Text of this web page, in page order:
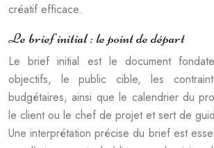
créatif efficace.
Le brief initial : le point de départ
Le brief initial est le document
objectifs, le public cible, les
budgétaires, ainsi que le calendrier du
le client ou le chef de projet et sert de
Une interprétation précise du brief est